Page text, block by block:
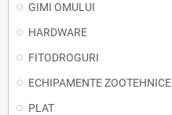
GIMI OMULUI
HARDWARE
FITODROGURI
ECHIPAMENTE ZOOTEHNICE
PLAT